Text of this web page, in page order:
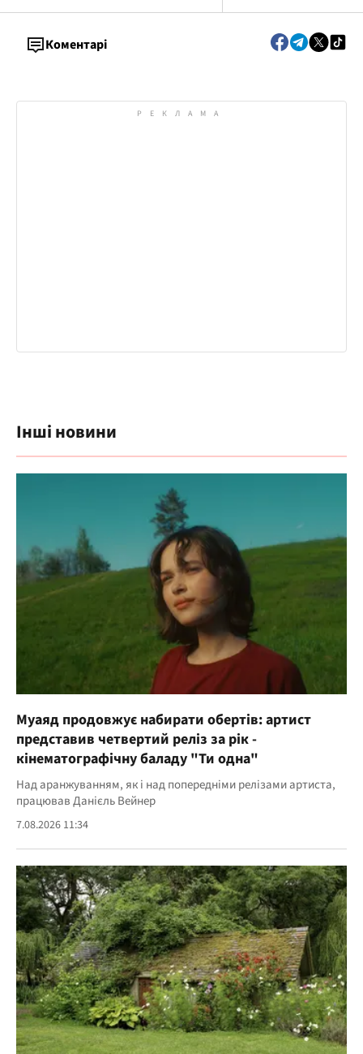
Коментарі
Інші новини
Муаяд продовжує набирати обертів: артист
представив четвертий реліз за рік -
кінематографічну баладу "Ти одна"
Над аранжуванням, як і над попередніми релізами артиста,
працював Данієль Вейнер
7.08.2026 11:34